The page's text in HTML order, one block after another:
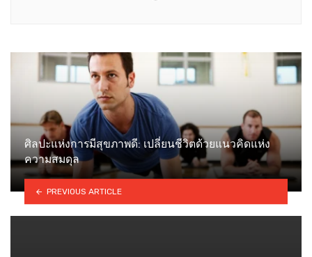
ศิลปะแห่งการมีสุขภาพดี: เปลี่ยนชีวิตด้วยแนวคิดแห่ง
ความสมดุล
PREVIOUS ARTICLE